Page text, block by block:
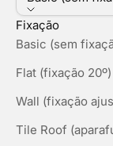
Fixação
Basic (sem
Flat (fixação 20º)
Wall (fixação
Tile Roof